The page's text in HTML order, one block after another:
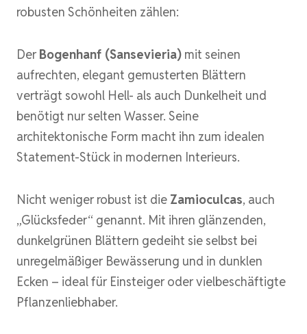
robusten Schönheiten zählen:
DerBogenhanf (Sansevieria) mit seinen
aufrechten, elegant gemusterten Blättern
verträgt sowohl Hell- als auch Dunkelheit und
benötigt nur selten Wasser. Seine
architektonische Form macht ihn zum idealen
Statement-Stück in modernen Interieurs.
Nicht weniger robust ist die Zamioculcas, auch
„Glücksfeder“ genannt. Mit ihren glänzenden,
dunkelgrünen Blättern gedeiht sie selbst bei
unregelmäßiger Bewässerung und in dunklen
Ecken – ideal für Einsteiger oder vielbeschäftigte
Pflanzenliebhaber.